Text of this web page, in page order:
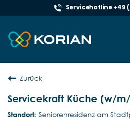
Servicehotline +49
Zurück
Servicekraft Küche (w/
Seniorenresidenz am